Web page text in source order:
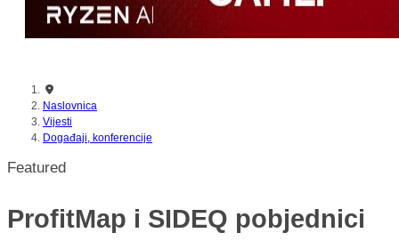
Naslovnica
Vijesti
Događaji, konferencije
Featured
ProfitMap i SIDEQ pobjednici